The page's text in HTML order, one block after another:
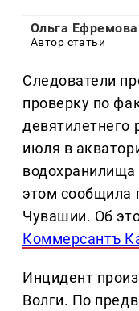
Ольга Ефремова
Автор статьи
Следователи
проверку по
девятилетнего
июля в
этом сообщила
Чувашии. Об
Коммерсантъ
Инцидент
Волги. По